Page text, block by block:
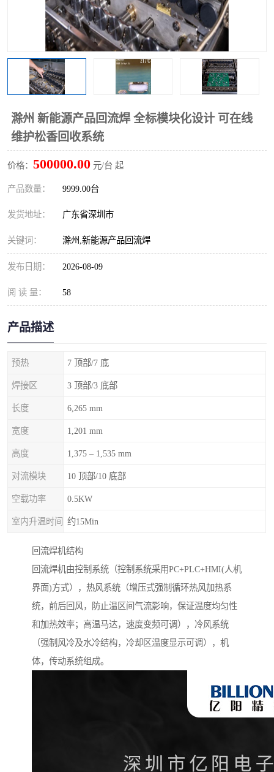
滁州 新能源产品回流焊 全标模块化设计 可在线
维护松香回收系统
价格： 500000.00 元/台 起
产品数量： 9999.00台
发货地址： 广东省深圳市
关键词： 滁州,新能源产品回流焊
发布日期： 2026-08-09
阅 读 量： 58
产品描述
预热 7 顶部/7 底
焊接区 3 顶部/3 底部
长度 6,265 mm
宽度 1,201 mm
高度 1,375 – 1,535 mm
对流模块 10 顶部/10 底部
空载功率 0.5KW
室内升温时间 约15Min
回流焊机结构
回流焊机由控制系统（控制系统采用PC+PLC+HMI(人机
界面)方式），热风系统（增压式强制循环热风加热系
统，前后回风，防止温区间气流影响，保证温度均匀性
和加热效率；高温马达，速度变频可调），冷风系统
（强制风冷及水冷结构，冷却区温度显示可调），机
体，传动系统组成。